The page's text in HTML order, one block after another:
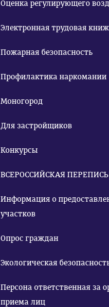
Оценка регулирующего
Электронная трудовая
Пожарная безопасность
Профилактика наркомании
Моногород
Для застройщиков
Конкурсы
ВСЕРОССИЙСКАЯ
Информация о
участков
Опрос граждан
Экологическая
Персона ответственная за
приема лиц